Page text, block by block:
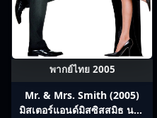
พากย์ไทย 2005
Mr. & Mrs. Smith (2005)
มิสเตอร์แอนด์มิสซิสสมิธ นาย